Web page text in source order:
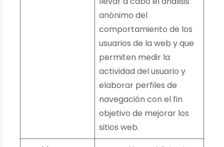
anónimo del
comportamiento de los
usuarios de la web y que
permiten medir la
actividad del usuario y
elaborar perfiles de
navegación con el fin
objetivo de mejorar los
sitios web.